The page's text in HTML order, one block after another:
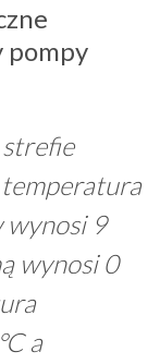
pompy
wynosi 9
wynosi 0
a